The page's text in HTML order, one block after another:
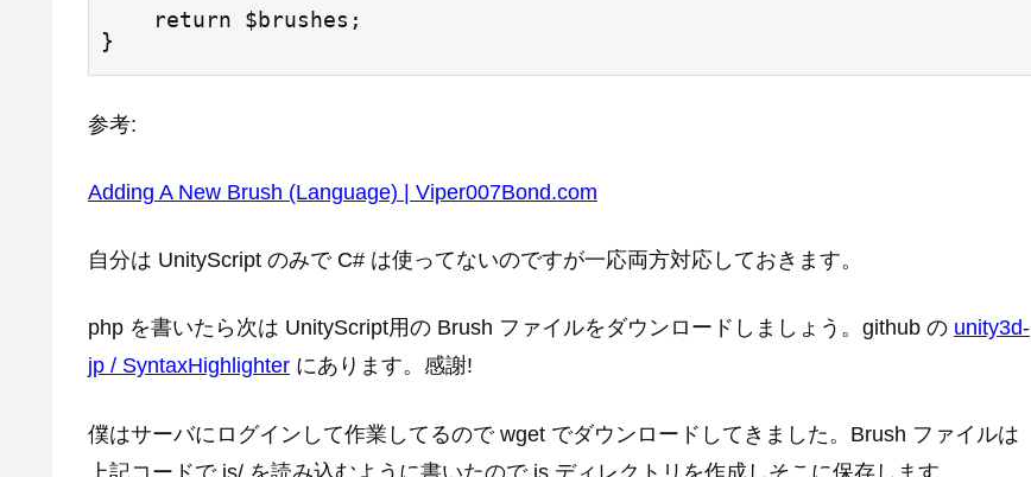
}
参考:
Adding A New Brush (Language) | Viper007Bond.com
自分は UnityScript のみで C# は使ってないのですが一応両方対応しておきます。
php を書いたら次は UnityScript用の Brush ファイルをダウンロードしましょう。github の unity3d-
jp / SyntaxHighlighter にあります。感謝!
僕はサーバにログインして作業してるので wget でダウンロードしてきました。Brush ファイルは
上記コードで js/ を読み込むように書いたので js ディレクトリを作成しそこに保存します。